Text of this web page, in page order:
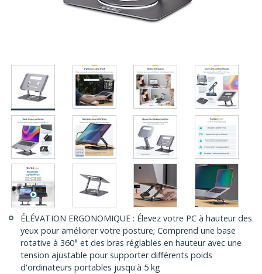
ÉLÉVATION ERGONOMIQUE : Élevez votre PC à hauteur des
yeux pour améliorer votre posture; Comprend une base
rotative à 360° et des bras réglables en hauteur avec une
tension ajustable pour supporter différents poids
d'ordinateurs portables jusqu'à 5 kg